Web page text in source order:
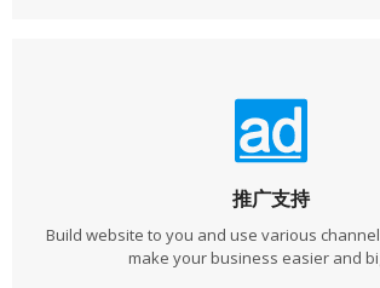
推广支持
Build website to you and use various
make your business easier and